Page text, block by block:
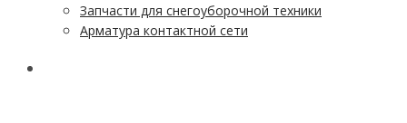
Запчасти для снегоуборочной техники
Арматура контактной сети